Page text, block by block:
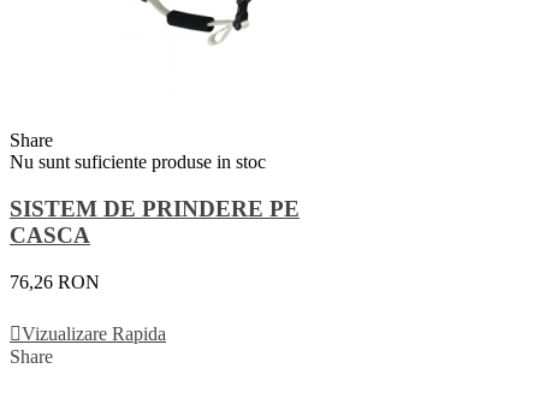
Share
Nu sunt suficiente produse in stoc
SISTEM DE PRINDERE PE
CASCA
76,26 RON
Vizualizare Rapida
Share